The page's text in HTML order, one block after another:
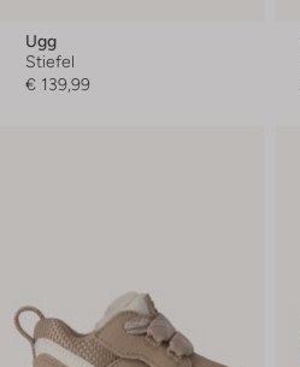
Ugg
Stiefel
€ 139,99